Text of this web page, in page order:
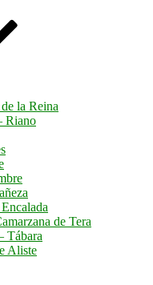
la Reina
Riano
de Tera
Tábara
Aliste